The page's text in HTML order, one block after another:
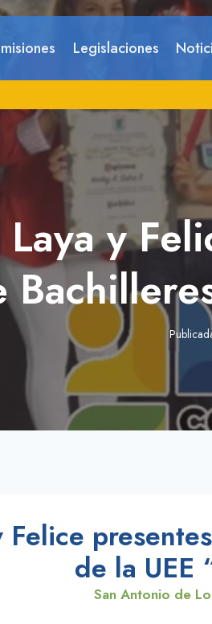
Legislaciones
y
Felice
de la UEE
San Antonio de